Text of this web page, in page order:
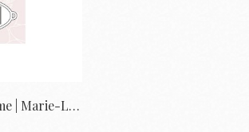
Die - Magnolia - Bohème | Marie-LN Geffray